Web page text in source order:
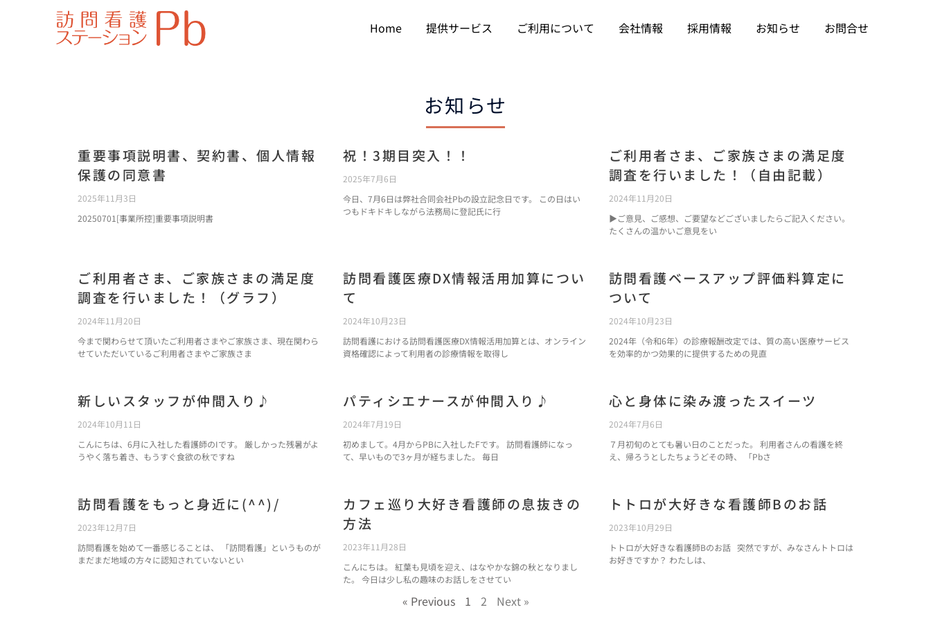
Home 提供サービス ご利用について 会社情報 採用情報 お知らせ お問合せ
お知らせ
重要事項説明書、契約書、個人情報
保護の同意書
2025年11月3日
20250701[事業所控]重要事項説明書
祝！3期目突入！！
2025年7月6日
今日、7月6日は弊社合同会社Pbの設立記念日です。 この日はい
つもドキドキしながら法務局に登記氏に行
ご利用者さま、ご家族さまの満足度
調査を行いました！（自由記載）
2024年11月20日
▶ご意見、ご感想、ご要望などございましたらご記入ください。
たくさんの温かいご意見をい
ご利用者さま、ご家族さまの満足度
調査を行いました！（グラフ）
2024年11月20日
今まで関わらせて頂いたご利用者さまやご家族さま、現在関わら
せていただいているご利用者さまやご家族さま
訪問看護医療DX情報活用加算につい
て
2024年10月23日
訪問看護における訪問看護医療DX情報活用加算とは、オンライン
資格確認によって利用者の診療情報を取得し
訪問看護ベースアップ評価料算定に
ついて
2024年10月23日
2024年（令和6年）の診療報酬改定では、質の高い医療サービス
を効率的かつ効果的に提供するための見直
新しいスタッフが仲間入り♪
2024年10月11日
こんにちは、6月に入社した看護師のIです。 厳しかった残暑がよ
うやく落ち着き、もうすぐ食欲の秋ですね
パティシエナースが仲間入り♪
2024年7月19日
初めまして。4月からPBに入社したFです。 訪問看護師になっ
て、早いもので3ヶ月が経ちました。 毎日
心と身体に染み渡ったスイーツ
2024年7月6日
７月初旬のとても暑い日のことだった。 利用者さんの看護を終
え、帰ろうとしたちょうどその時、 「Pbさ
訪問看護をもっと身近に(^^)/
2023年12月7日
訪問看護を始めて一番感じることは、 「訪問看護」というものが
まだまだ地域の方々に認知されていないとい
カフェ巡り大好き看護師の息抜きの
方法
2023年11月28日
こんにちは。 紅葉も見頃を迎え、はなやかな錦の秋となりまし
た。 今日は少し私の趣味のお話しをさせてい
トトロが大好きな看護師Bのお話
2023年10月29日
トトロが大好きな看護師Bのお話 突然ですが、みなさんトトロは
お好きですか？ わたしは、
« Previous 1 2 Next »